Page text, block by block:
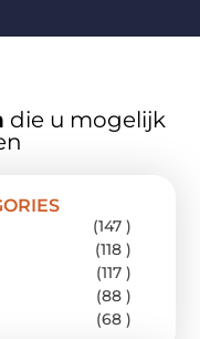
die u mogelijk
(147 )
(118 )
(117 )
(88 )
(68 )